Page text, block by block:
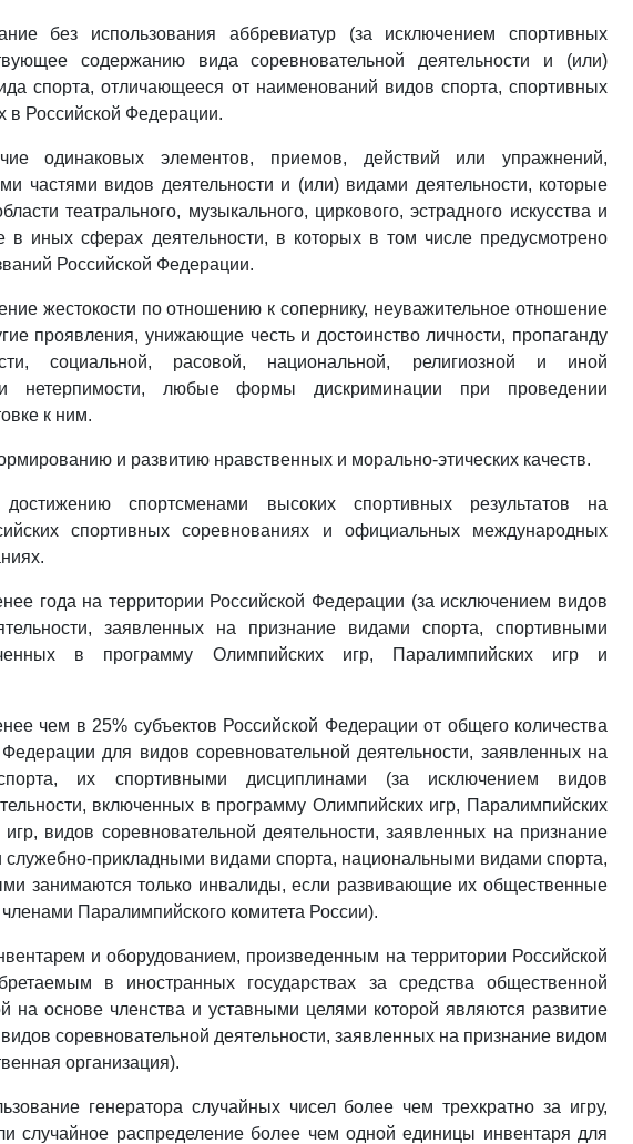
без использования аббревиатур (за исключением спортивных
содержанию вида соревновательной деятельности и (или)
спорта, отличающееся от наименований видов спорта, спортивных
в Российской Федерации.
одинаковых элементов, приемов, действий или упражнений,
частями видов деятельности и (или) видами деятельности, которые
театрального, музыкального, циркового, эстрадного искусства и
в иных сферах деятельности, в которых в том числе предусмотрено
Российской Федерации.
жестокости по отношению к сопернику, неуважительное отношение
проявления, унижающие честь и достоинство личности, пропаганду
социальной, расовой, национальной, религиозной и иной
нетерпимости, любые формы дискриминации при проведении
к ним.
и развитию нравственных и морально-этических качеств.
спортсменами высоких спортивных результатов на
спортивных соревнованиях и официальных международных
года на территории Российской Федерации (за исключением видов
заявленных на признание видами спорта, спортивными
в программу Олимпийских игр, Паралимпийских игр и
чем в 25% субъектов Российской Федерации от общего количества
для видов соревновательной деятельности, заявленных на
их спортивными дисциплинами (за исключением видов
включенных в программу Олимпийских игр, Паралимпийских
видов соревновательной деятельности, заявленных на признание
прикладными видами спорта, национальными видами спорта,
занимаются только инвалиды, если развивающие их общественные
Паралимпийского комитета России).
и оборудованием, произведенным на территории Российской
в иностранных государствах за средства общественной
на основе членства и уставными целями которой являются развитие
соревновательной деятельности, заявленных на признание видом
организация).
генератора случайных чисел более чем трехкратно за игру,
случайное распределение более чем одной единицы инвентаря для